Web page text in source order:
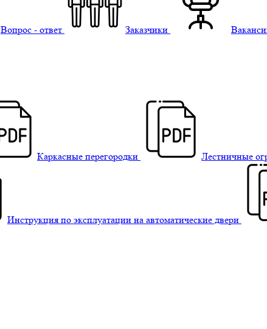
Вопрос - ответ Заказчики
Каркасные перегородки Лестничные
Инструкция по эксплуатации на автоматические двери